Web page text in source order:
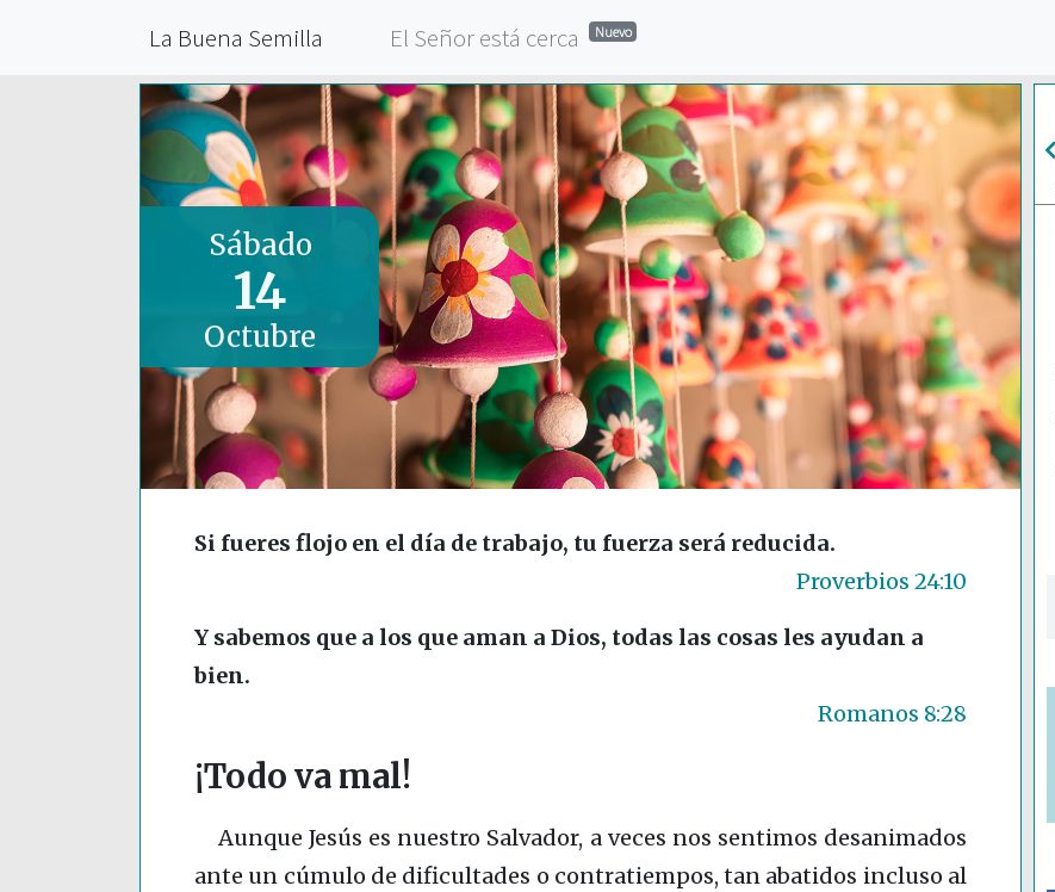
La Buena Semilla El Señor está cerca Nuevo
Sábado
14
Octubre
Si fueres flojo en el día de trabajo, tu fuerza será reducida.
Proverbios 24:10
Y sabemos que a los que aman a Dios, todas las cosas les ayudan a
bien.
Romanos 8:28
¡Todo va mal!
Aunque Jesús es nuestro Salvador, a veces nos sentimos desanimados
ante un cúmulo de dificultades o contratiempos, tan abatidos incluso al